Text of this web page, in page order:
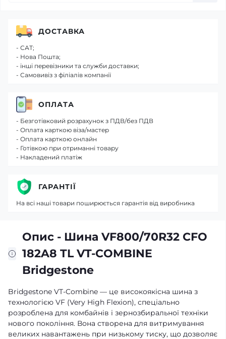
Опис - Шина VF800/70R32 CFO
182A8 TL VT-COMBINE
Bridgestone
Bridgestone VT-Combine — це високоякісна шина з
технологією VF (Very High Flexion), спеціально
розроблена для комбайнів і зернозбиральної техніки
нового покоління. Вона створена для витримування
великих навантажень при низькому тиску, що дозволяє
ДОСТАВКА
- САТ;
- Нова Пошта;
- інші перевізники та служби доставки;
- Самовивіз з філіалів компанії
ОПЛАТА
- Безготівковий розрахунок з ПДВ/без ПДВ
- Оплата карткою віза/мастер
- Оплата карткою онлайн
- Готівкою при отриманні товару
- Накладений платіж
ГАРАНТІЇ
На всі наші товари поширюється гарантія від виробника